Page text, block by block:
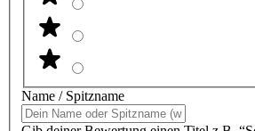
Name / Spitzname